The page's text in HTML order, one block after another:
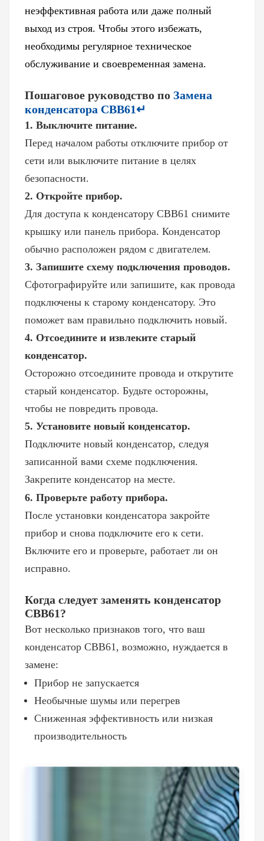
неэффективная работа или даже полный
выход из строя. Чтобы этого избежать,
необходимы регулярное техническое
обслуживание и своевременная замена.
Пошаговое руководство по Замена
конденсатора CBB61↵
1. Выключите питание.
Перед началом работы отключите прибор от
сети или выключите питание в целях
безопасности.
2. Откройте прибор.
Для доступа к конденсатору CBB61 снимите
крышку или панель прибора. Конденсатор
обычно расположен рядом с двигателем.
3. Запишите схему подключения проводов.
Сфотографируйте или запишите, как провода
подключены к старому конденсатору. Это
поможет вам правильно подключить новый.
4. Отсоедините и извлеките старый
конденсатор.
Осторожно отсоедините провода и открутите
старый конденсатор. Будьте осторожны,
чтобы не повредить провода.
5. Установите новый конденсатор.
Подключите новый конденсатор, следуя
записанной вами схеме подключения.
Закрепите конденсатор на месте.
6. Проверьте работу прибора.
После установки конденсатора закройте
прибор и снова подключите его к сети.
Включите его и проверьте, работает ли он
исправно.
Когда следует заменять конденсатор
CBB61?
Вот несколько признаков того, что ваш
конденсатор CBB61, возможно, нуждается в
замене:
Прибор не запускается
Необычные шумы или перегрев
Сниженная эффективность или низкая
производительность